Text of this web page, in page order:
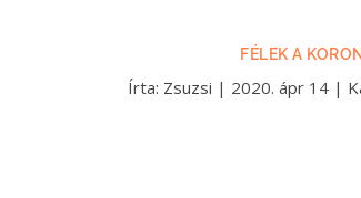
FÉLEK A
Írta: Zsuzsi | 2020. ápr 14 |